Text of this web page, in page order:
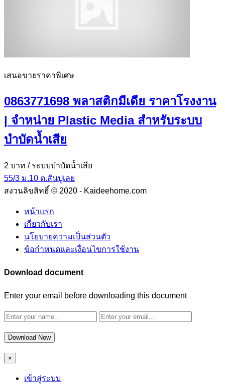
เสนอขายราคาพิเศษ
0863771698 พลาสติกมีเดีย ราคาโรงงาน
| จำหน่าย Plastic Media สำหรับระบบ
บำบัดน้ำเสีย
2 บาท / ระบบบำบัดน้ำเสีย
55/3 ม.10 ต.สันปูเลย
สงวนลิขสิทธิ์ © 2020 - Kaideehome.com
หน้าแรก
เกี่ยวกับเรา
นโยบายความเป็นส่วนตัว
ข้อกำหนดและเงื่อนไขการใช้งาน
Download document
Enter your email before downloading this document
Download Now
×
เข้าสู่ระบบ